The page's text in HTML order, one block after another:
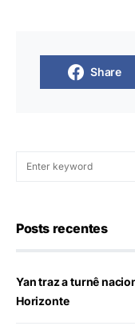
Share
Posts recentes
Yan traz a turnê
Horizonte